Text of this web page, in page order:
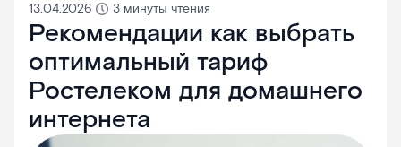
13.04.2026 3 минуты чтения
Рекомендации как выбрать
оптимальный тариф
Ростелеком для домашнего
интернета